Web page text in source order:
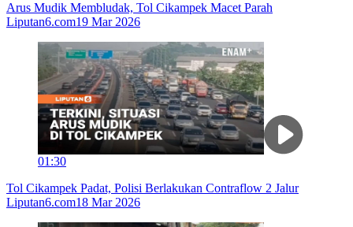
Arus Mudik Membludak, Tol Cikampek Macet Parah
Liputan6.com19 Mar 2026
01:30
Tol Cikampek Padat, Polisi Berlakukan Contraflow 2 Jalur
Liputan6.com18 Mar 2026